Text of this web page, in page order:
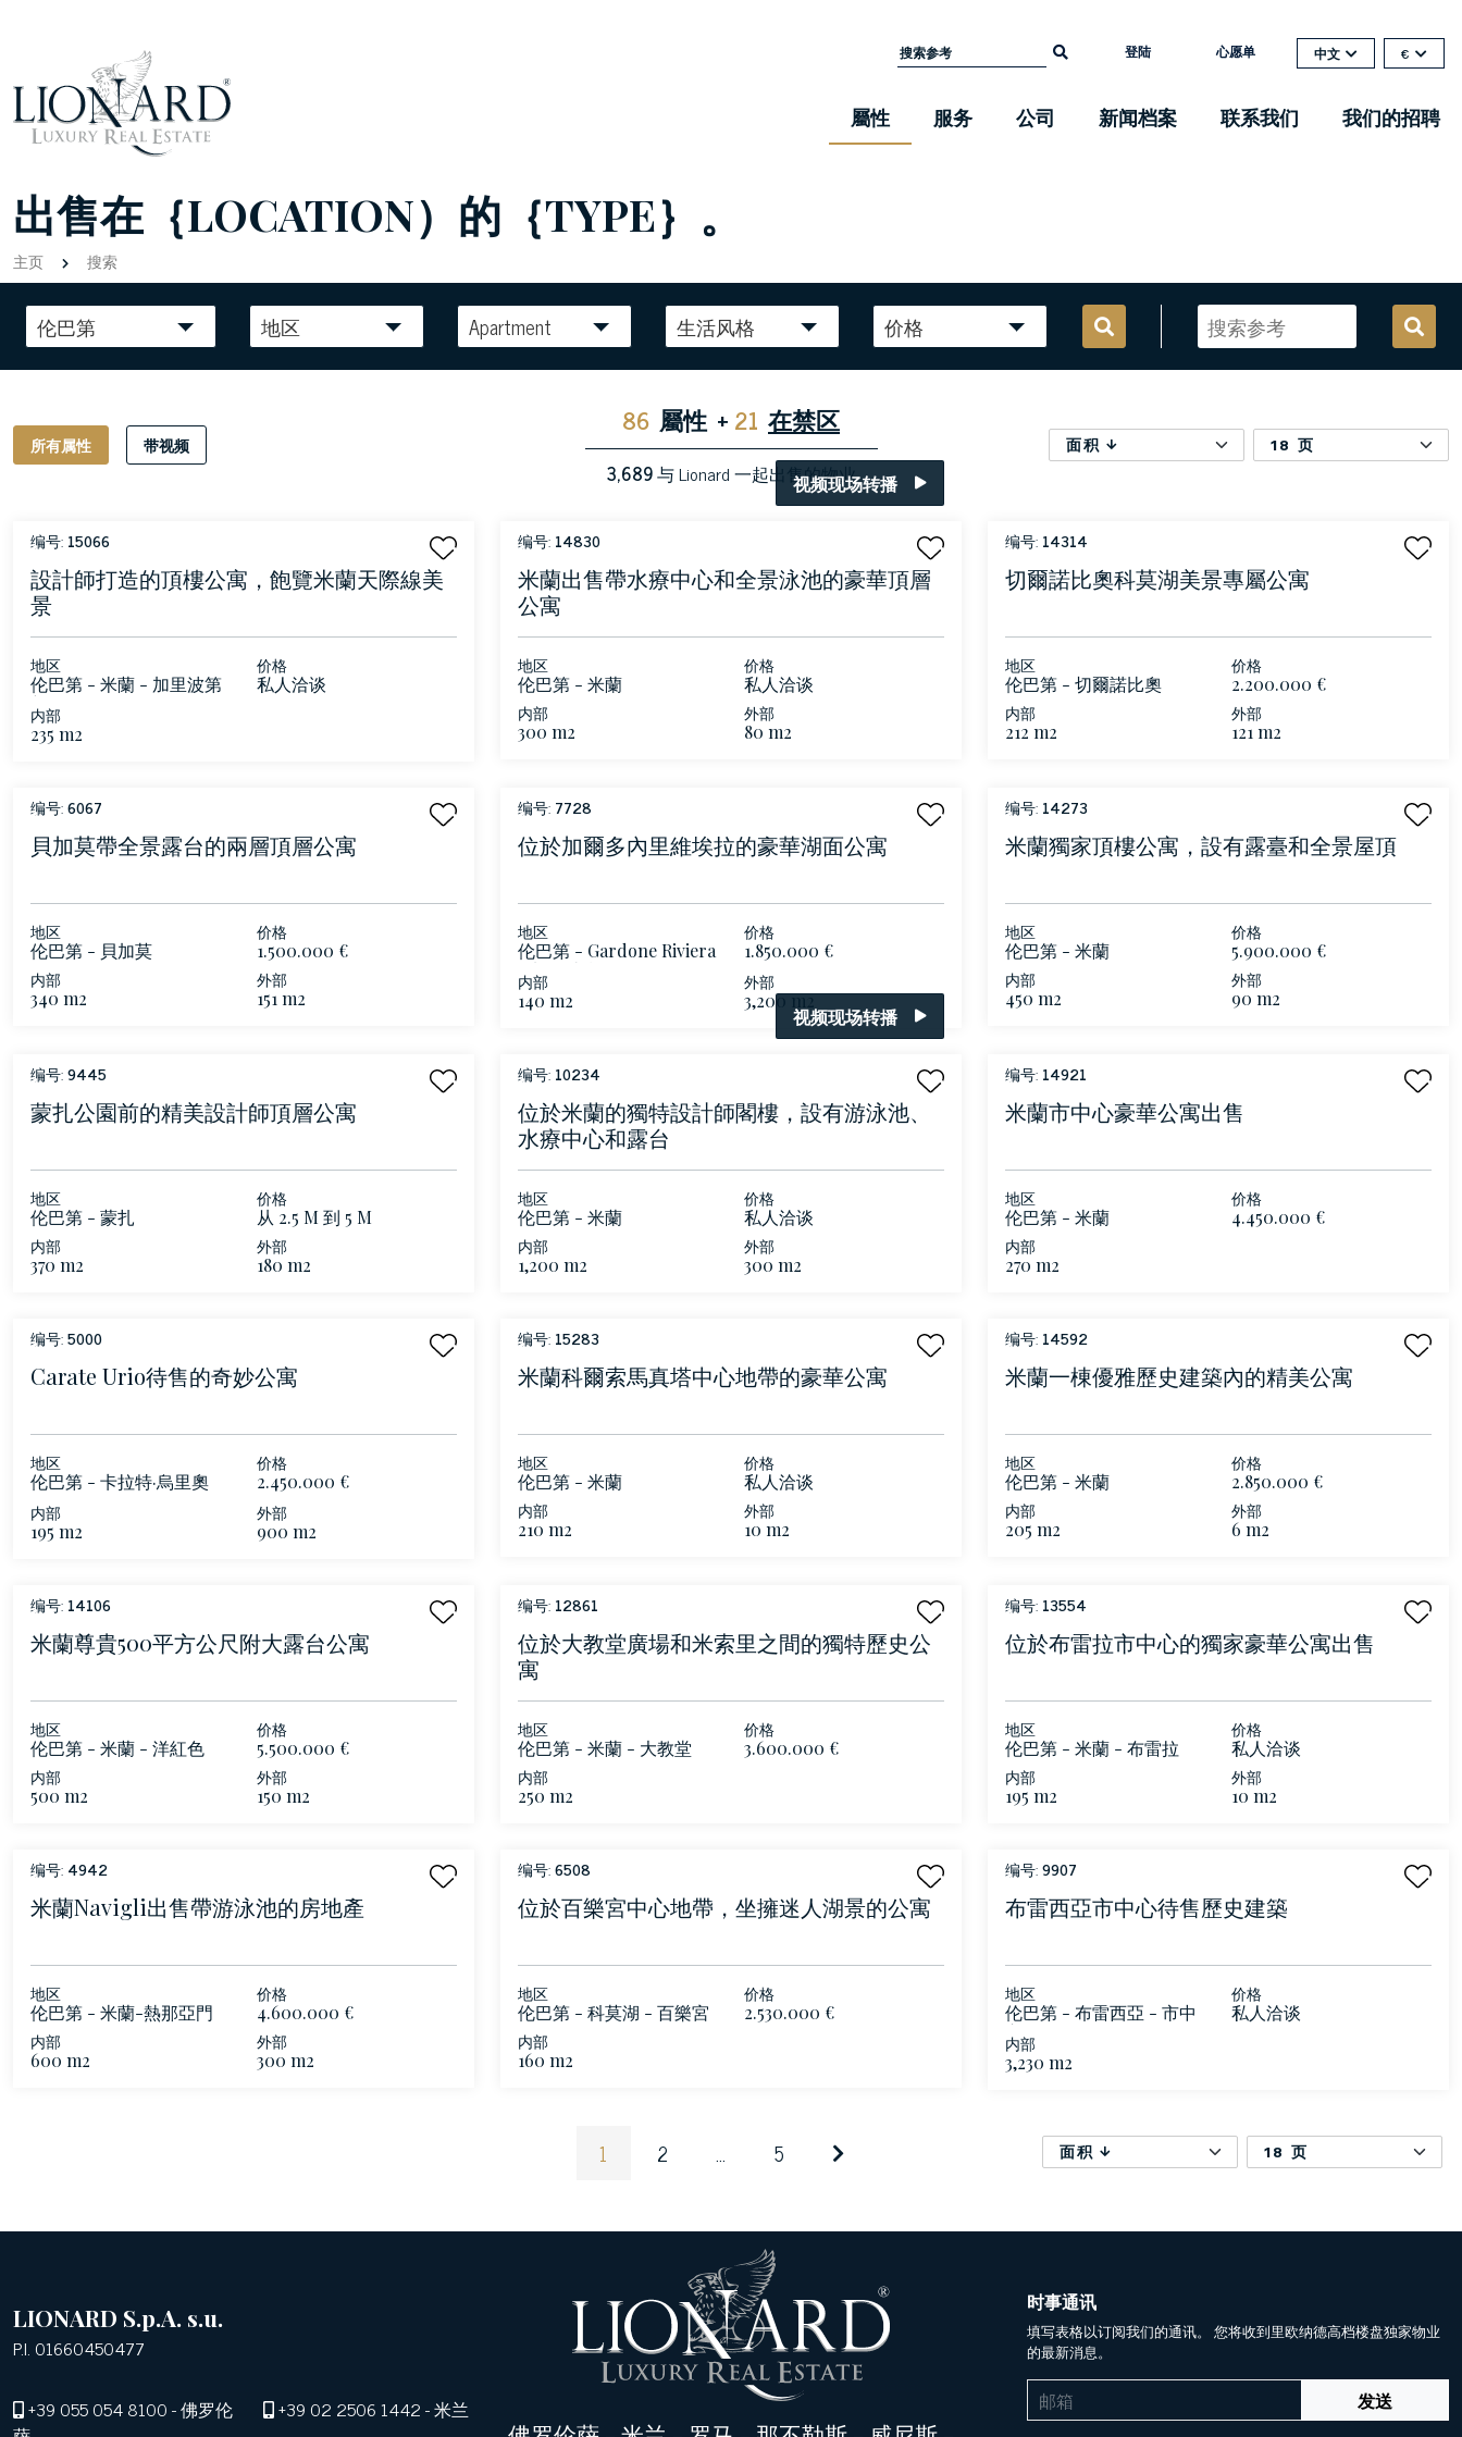
登陆 心愿单 中文 €
屬性 服务 公司 新闻档案 联系我们 我们的招聘
出售在｛LOCATION）的｛TYPE｝。
主页 搜索
伦巴第 地区 Apartment 生活风格 价格
所有属性 带视频
86 屬性 + 21 在禁区
3,689与 Lionard 一起出售的物业
面积 18 页
编号: 15066
設計師打造的頂樓公寓，飽覽米蘭天際線美
景
地区
伦巴第 - 米蘭 - 加里波第
新門
价格
私人洽谈
内部
235 m2
视频现场转播
编号: 14830
米蘭出售帶水療中心和全景泳池的豪華頂層
公寓
地区
伦巴第 - 米蘭
价格
私人洽谈
内部
300 m2
外部
80 m2
编号: 14314
切爾諾比奧科莫湖美景專屬公寓
地区
伦巴第 - 切爾諾比奧
价格
2.200.000 €
内部
212 m2
外部
121 m2
编号:6067
貝加莫帶全景露台的兩層頂層公寓
地区
伦巴第 - 貝加莫
价格
1.500.000 €
内部
340 m2
外部
151 m2
编号: 7728
位於加爾多內里維埃拉的豪華湖面公寓
地区
伦巴第 - Gardone Riviera
- 加爾達湖
价格
1.850.000 €
内部
140 m2
外部
3,200 m2
编号: 14273
米蘭獨家頂樓公寓，設有露臺和全景屋頂
地区
伦巴第 - 米蘭
价格
5.900.000 €
内部
450 m2
外部
90 m2
编号:9445
蒙扎公園前的精美設計師頂層公寓
地区
伦巴第 - 蒙扎
价格
从 2.5 M 到 5 M
内部
370 m2
外部
180 m2
视频现场转播
编号: 10234
位於米蘭的獨特設計師閣樓，設有游泳池、
水療中心和露台
地区
伦巴第 - 米蘭
价格
私人洽谈
内部
1,200 m2
外部
300 m2
编号: 14921
米蘭市中心豪華公寓出售
地区
伦巴第 - 米蘭
价格
4.450.000 €
内部
270 m2
编号:5000
Carate Urio待售的奇妙公寓
地区
伦巴第 - 卡拉特·烏里奧
（Carate Urio）
价格
2.450.000 €
内部
195 m2
外部
900 m2
编号: 15283
米蘭科爾索馬真塔中心地帶的豪華公寓
地区
伦巴第 - 米蘭
价格
私人洽谈
内部
210 m2
外部
10 m2
编号: 14592
米蘭一棟優雅歷史建築內的精美公寓
地区
伦巴第 - 米蘭
价格
2.850.000 €
内部
205 m2
外部
6 m2
编号: 14106
米蘭尊貴500平方公尺附大露台公寓
地区
伦巴第 - 米蘭 - 洋紅色
价格
5.500.000 €
内部
500 m2
外部
150 m2
编号: 12861
位於大教堂廣場和米索里之間的獨特歷史公
寓
地区
伦巴第 - 米蘭 - 大教堂
价格
3.600.000 €
内部
250 m2
编号: 13554
位於布雷拉市中心的獨家豪華公寓出售
地区
伦巴第 - 米蘭 - 布雷拉
价格
私人洽谈
内部
195 m2
外部
10 m2
编号: 4942
米蘭navigli出售帶游泳池的房地產
地区
伦巴第 - 米蘭-熱那亞門
价格
4.600.000 €
内部
600 m2
外部
300 m2
编号:6508
位於百樂宮中心地帶，坐擁迷人湖景的公寓
地区
伦巴第 - 科莫湖 - 百樂宮
价格
2.530.000 €
内部
160 m2
编号:9907
布雷西亞市中心待售歷史建築
地区
伦巴第 - 布雷西亞 - 市中
心
价格
私人洽谈
内部
3,230 m2
1 2 ... 5 面积 18 页
LIONARD S.p.A. s.u.
P.I. 01660450477
+39 055 054 8100- 佛罗伦
+39 02 2506 1442- 米兰
时事通讯
填写表格以订阅我们的通讯。 您将收到里欧纳德高档楼盘独家物业
的最新消息。
发送